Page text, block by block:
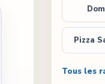
Pizza
Tous les